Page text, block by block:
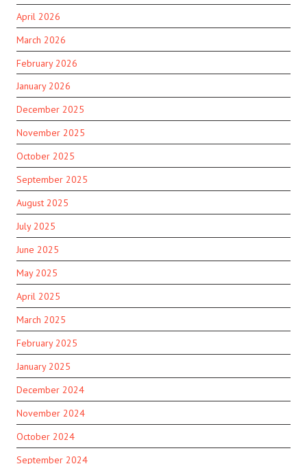
April 2026
March 2026
February 2026
January 2026
December 2025
November 2025
October 2025
September 2025
August 2025
July 2025
June 2025
May 2025
April 2025
March 2025
February 2025
January 2025
December 2024
November 2024
October 2024
September 2024